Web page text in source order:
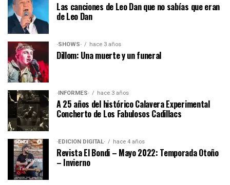
Las canciones de Leo Dan que no sabías que eran
de Leo Dan
·SHOWS· hace 3 años
Dillom: Una muerte y un funeral
·INFORMES· hace 3 años
A 25 años del histórico Calavera Experimental
Concherto de Los Fabulosos Cadillacs
·EDICIÓN DIGITAL· hace 4 años
Revista El Bondi – Mayo 2022: Temporada Otoño
– Invierno